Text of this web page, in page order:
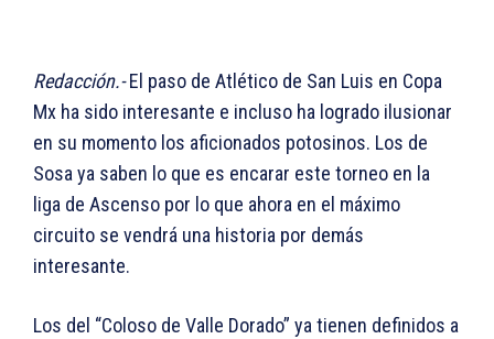
Redacción.-El paso de Atlético de San Luis en Copa
Mx ha sido interesante e incluso ha logrado ilusionar
en su momento los aficionados potosinos. Los de
Sosa ya saben lo que es encarar este torneo en la
liga de Ascenso por lo que ahora en el máximo
circuito se vendrá una historia por demás
interesante.
Los del “Coloso de Valle Dorado” ya tienen definidos a